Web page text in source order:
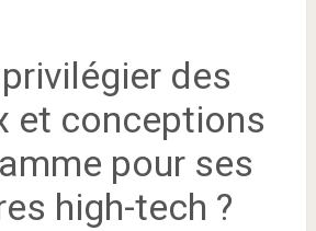
des
et conceptions
pour ses
high-tech ?